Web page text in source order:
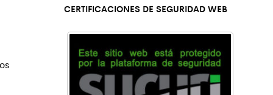
CERTIFICACIONES DE SEGURIDAD WEB